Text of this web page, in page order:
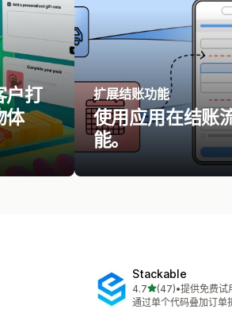
户打
体
扩展结账功能
使用应用在结账
能。
Stackable
4.7星（满分 5 星）
(47)
总共 47 条评论
•提供免费试
通过单个代码叠加订单